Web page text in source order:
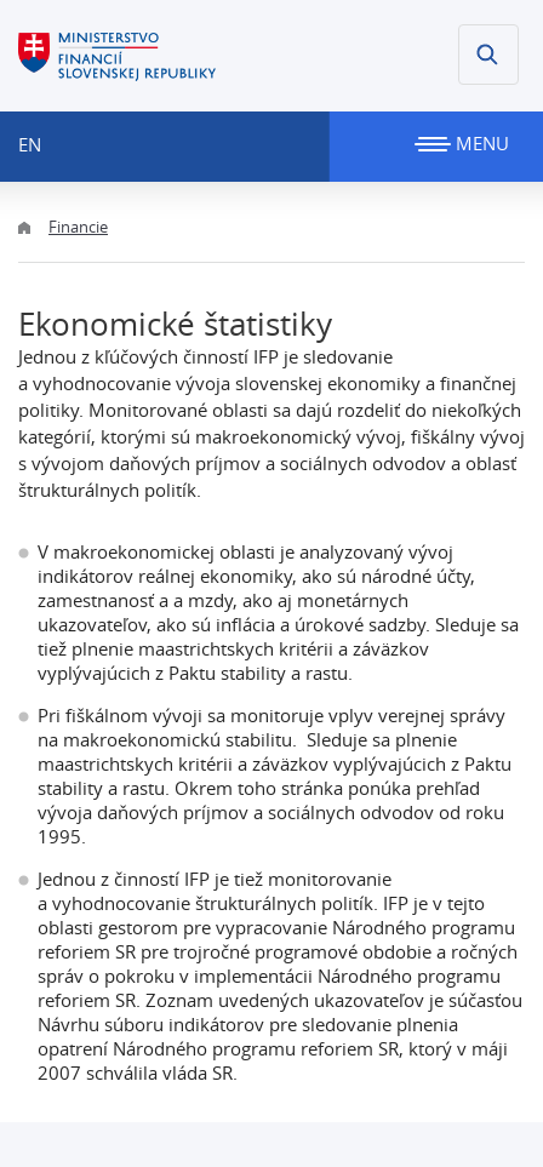
EN MENU
Financie
Ekonomické štatistiky
Jednou z kľúčových činností IFP je sledovanie
a vyhodnocovanie vývoja slovenskej ekonomiky a finančnej
politiky. Monitorované oblasti sa dajú rozdeliť do niekoľkých
kategórií, ktorými sú makroekonomický vývoj, fiškálny vývoj
s vývojom daňových príjmov a sociálnych odvodov a oblasť
štrukturálnych politík.
V makroekonomickej oblasti je analyzovaný vývoj
indikátorov reálnej ekonomiky, ako sú národné účty,
zamestnanosť a a mzdy, ako aj monetárnych
ukazovateľov, ako sú inflácia a úrokové sadzby. Sleduje sa
tiež plnenie maastrichtskych kritérii a záväzkov
vyplývajúcich z Paktu stability a rastu.
Pri fiškálnom vývoji sa monitoruje vplyv verejnej správy
na makroekonomickú stabilitu. Sleduje sa plnenie
maastrichtskych kritérii a záväzkov vyplývajúcich z Paktu
stability a rastu. Okrem toho stránka ponúka prehľad
vývoja daňových príjmov a sociálnych odvodov od roku
1995.
Jednou z činností IFP je tiež monitorovanie
a vyhodnocovanie štrukturálnych politík. IFP je v tejto
oblasti gestorom pre vypracovanie Národného programu
reforiem SR pre trojročné programové obdobie a ročných
správ o pokroku v implementácii Národného programu
reforiem SR. Zoznam uvedených ukazovateľov je súčasťou
Návrhu súboru indikátorov pre sledovanie plnenia
opatrení Národného programu reforiem SR, ktorý v máji
2007 schválila vláda SR.